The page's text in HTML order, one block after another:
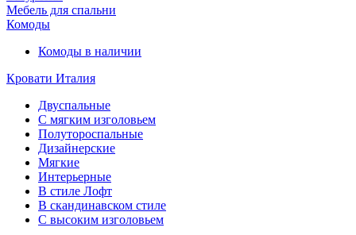
Мебель для спальни
Комоды
Комоды в наличии
Кровати Италия
Двуспальные
С мягким изголовьем
Полутороспальные
Дизайнерские
Мягкие
Интерьерные
В стиле Лофт
В скандинавском стиле
С высоким изголовьем